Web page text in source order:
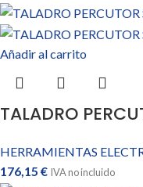
Añadir al carrito
TALADRO
HERRAMIENTAS
176,15 € IVA no incluido